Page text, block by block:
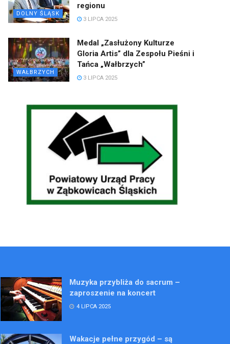
DOLNY ŚLĄSK
regionu
3 LIPCA 2025
WAŁBRZYCH
Medal „Zasłużony Kulturze
Gloria Artis” dla Zespołu Pieśni i
Tańca „Wałbrzych”
3 LIPCA 2025
Muzyka przybliża do sacrum –
zaproszenie na koncert
4 LIPCA 2025
Wakacje pełne przygód – są